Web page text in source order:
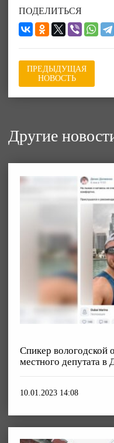
ПОДЕЛИТЬСЯ
ПРЕДЫДУЩАЯ
НОВОСТЬ
Другие
Спикер вологодской
местного депутата в
10.01.2023 14:08